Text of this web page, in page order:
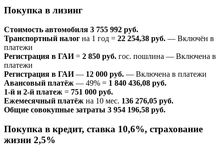
Покупка в лизинг
Стоимость автомобиля 3 755 992 руб.
Транспортный налог на 1 год = 22 254,38 руб. — Включён в
платежи
Регистрация в ГАИ= 2 850 руб. гос. пошлина — Включена в
платежи
Регистрация в ГАИ— 12 000 руб. — Включена в платежи
Авансовый платёж — 49% = 1 840 436,08 руб.
1-й и 2-й платеж = 751 000 руб.
Ежемесячный платёж на 10 мес. 136 276,05 руб.
Общие совокупные затраты 3 954 196,58 руб.
Покупка в кредит, ставка 10,6%, страхование
жизни 2,5%